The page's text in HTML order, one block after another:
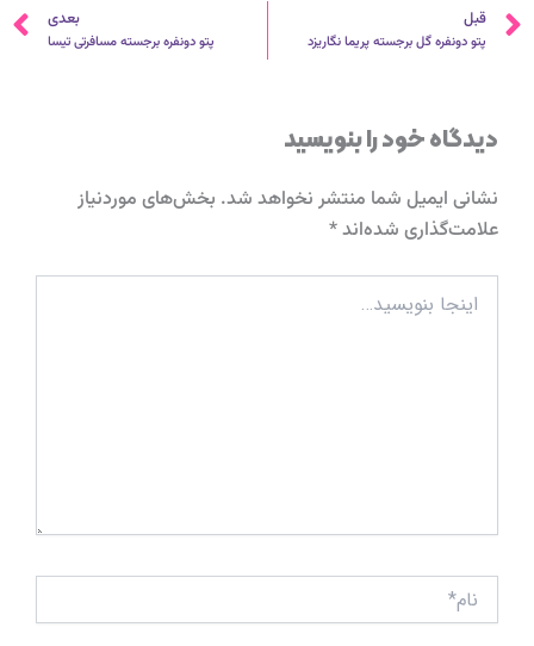
قبلی
قبل
پتو دونفره گل برجسته پریما نگاریزد
بعدی
پتو دونفره برجسته مسافرتی تیسا
دیدگاه‌ خود را بنویسید
نشانی ایمیل شما منتشر نخواهد شد. بخش‌های موردنیاز
علامت‌گذاری شده‌اند*
بنویسید…